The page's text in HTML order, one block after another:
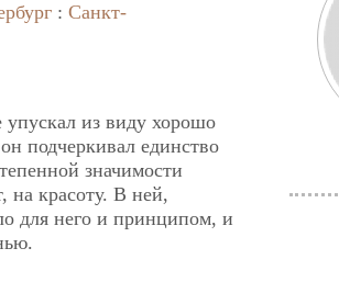
: Санкт-
упускал из виду хорошо
подчеркивал единство
значимости
на красоту. В ней,
для него и принципом, и